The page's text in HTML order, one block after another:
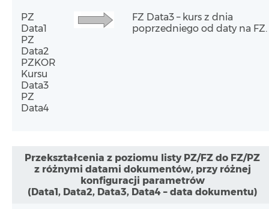
PZ
Data1
PZ
Data2
PZKOR
Kursu
Data3
PZ
Data4
FZ Data3 – kurs z dnia
poprzedniego od daty na FZ.
Przekształcenia z poziomu listy PZ/FZ do FZ/PZ
z różnymi datami dokumentów, przy różnej
konfiguracji parametrów
(Data1, Data2, Data3, Data4 – data dokumentu)